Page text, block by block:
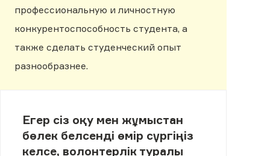
профессиональную и личностную
конкурентоспособность студента, а
также сделать студенческий опыт
разнообразнее.
Егер сіз оқу мен жұмыстан
бөлек белсенді өмір сүргіңіз
келсе, волонтерлік туралы